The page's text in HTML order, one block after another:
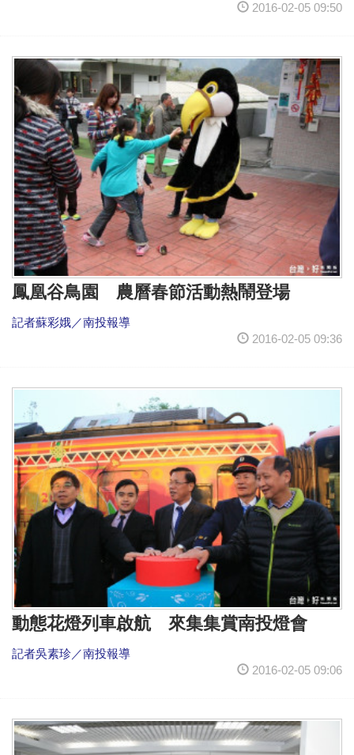
2016-02-05 09:50
鳳凰谷鳥園 農曆春節活動熱鬧登場
記者蘇彩娥／南投報導
2016-02-05 09:36
動態花燈列車啟航 來集集賞南投燈會
記者吳素珍／南投報導
2016-02-05 09:06